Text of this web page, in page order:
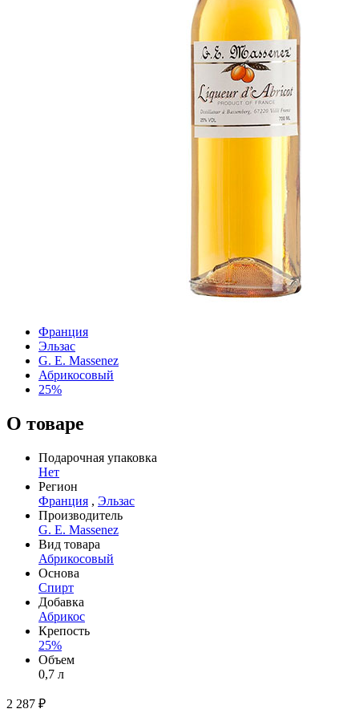
Франция
Эльзас
G. E. Massenez
Абрикосовый
25%
О товаре
Подарочная упаковка
Нет
Регион
Франция , Эльзас
Производитель
G. E. Massenez
Вид товара
Абрикосовый
Основа
Спирт
Добавка
Абрикос
Крепость
25%
Объем
0,7 л
2 287 ₽